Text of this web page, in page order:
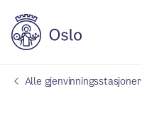
Alle gjenvinningsstasjoner